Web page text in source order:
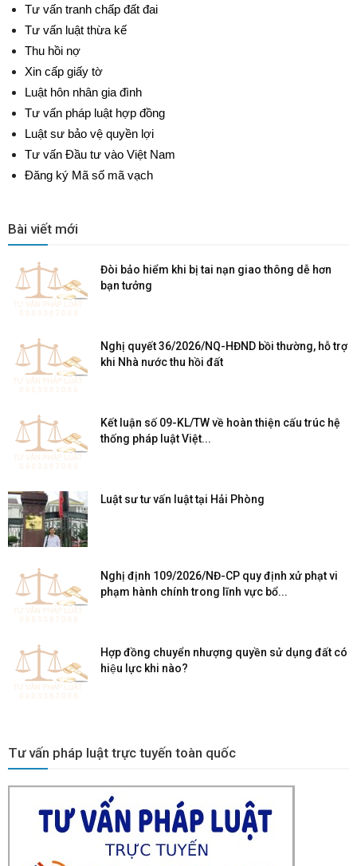
Tư vấn tranh chấp đất đai
Tư vấn luật thừa kế
Thu hồi nợ
Xin cấp giấy tờ
Luật hôn nhân gia đình
Tư vấn pháp luật hợp đồng
Luật sư bảo vệ quyền lợi
Tư vấn Đầu tư vào Việt Nam
Đăng ký Mã số mã vạch
Bài viết mới
Đòi bảo hiểm khi bị tai nạn giao thông dễ hơn
bạn tưởng
Nghị quyết 36/2026/NQ-HĐND bồi thường, hỗ trợ
khi Nhà nước thu hồi đất
Kết luận số 09-KL/TW về hoàn thiện cấu trúc hệ
thống pháp luật Việt...
Luật sư tư vấn luật tại Hải Phòng
Nghị định 109/2026/NĐ-CP quy định xử phạt vi
phạm hành chính trong lĩnh vực bổ...
Hợp đồng chuyển nhượng quyền sử dụng đất có
hiệu lực khi nào?
Tư vấn pháp luật trực tuyến toàn quốc